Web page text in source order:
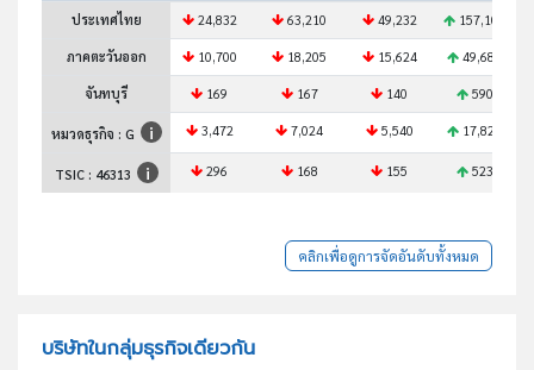
ประเทศไทย 24,832 63,210 49,232 157,108
ภาคตะวันออก 10,700 18,205 15,624 49,688
จันทบุรี 169 167 140 590
หมวดธุรกิจ : G 3,472 7,024 5,540 17,821
TSIC : 46313 296 168 155 523
คลิกเพื่อดูการจัดอันดับทั้งหมด
บริษัทในกลุ่มธุรกิจเดียวกัน